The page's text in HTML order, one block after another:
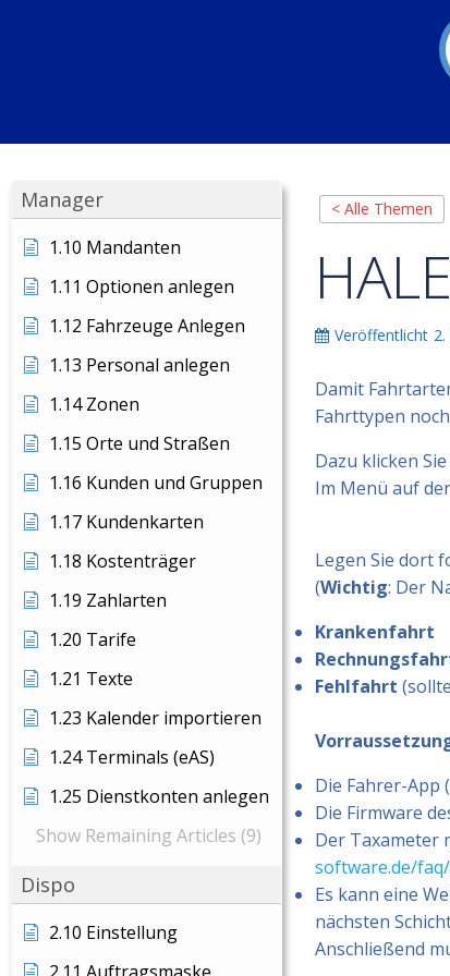
Manager
1.10 Mandanten
1.11 Optionen anlegen
1.12 Fahrzeuge Anlegen
1.13 Personal anlegen
1.14 Zonen
1.15 Orte und Straßen
1.16 Kunden und Gruppen
1.17 Kundenkarten
1.18 Kostenträger
1.19 Zahlarten
1.20 Tarife
1.21 Texte
1.23 Kalender importieren
1.24 Terminals (eAS)
1.25 Dienstkonten anlegen
Show Remaining Articles (9)
Dispo
2.10 Einstellung
< Alle Themen
Veröffentlicht
Damit
Fahrttypen
Dazu klicken
Im Menü auf
Legen Sie dort
(Wichtig: Der
Krankenfahrt
Fehlfahrt
Die Fahrer-App
Die Firmware
Der Taxameter
software.de/
Es kann eine
nächsten
Anschließend